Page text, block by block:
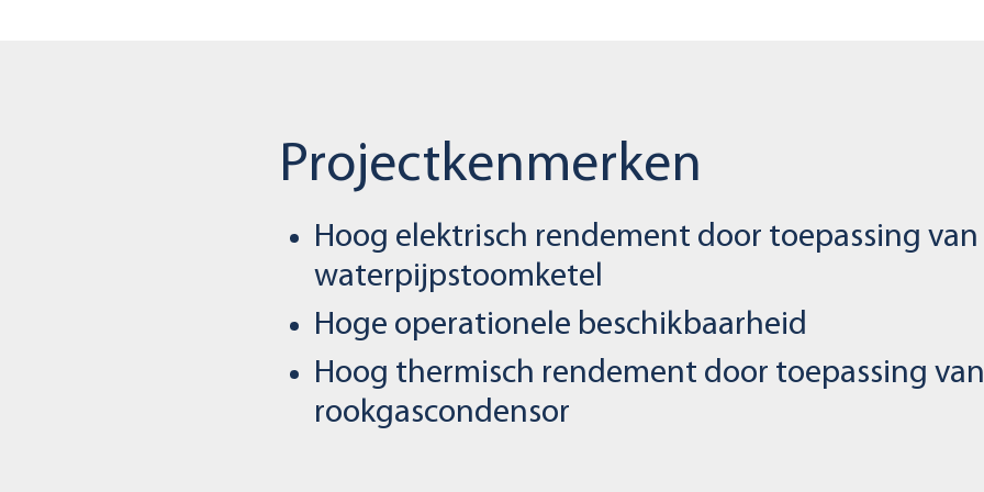
Projectkenmerken
Hoog elektrisch rendement door toepassing van
waterpijpstoomketel
Hoge operationele beschikbaarheid
Hoog thermisch rendement door toepassing
rookgascondensor